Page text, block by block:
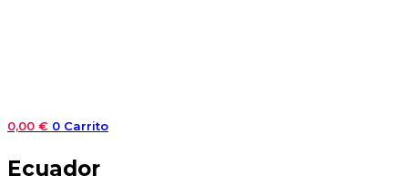
0,00 € 0 Carrito
Ecuador